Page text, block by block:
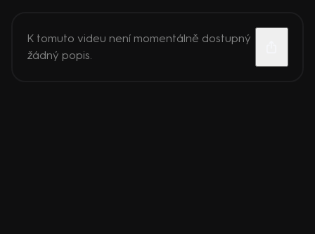
K tomuto videu není momentálně dostupný
žádný popis.